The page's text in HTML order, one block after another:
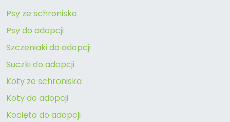
Psy ze schroniska
Psy do adopcji
Szczeniaki do adopcji
Suczki do adopcji
Koty ze schroniska
Koty do adopcji
Kocięta do adopcji